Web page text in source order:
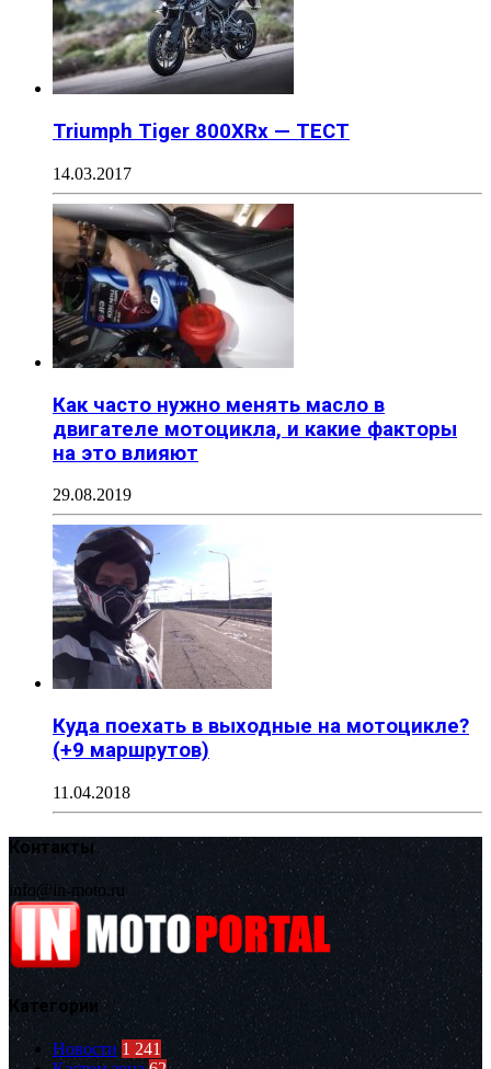
Triumph Tiger 800XRx — ТЕСТ
14.03.2017
Как часто нужно менять масло в
двигателе мотоцикла, и какие факторы
на это влияют
29.08.2019
Куда поехать в выходные на мотоцикле?
(+9 маршрутов)
11.04.2018
Контакты
info@in-moto.ru
Категории
Новости 1 241